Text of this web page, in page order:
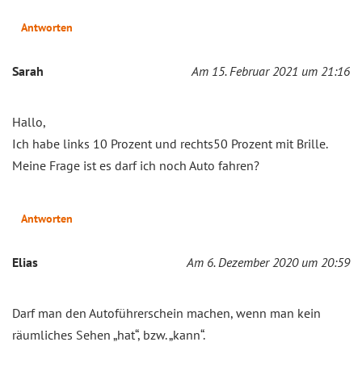
Antworten
Sarah Am 15. Februar 2021 um 21:16
Hallo,
Ich habe links 10 Prozent und rechts50 Prozent mit Brille.
Meine Frage ist es darf ich noch Auto fahren?
Antworten
Elias Am 6. Dezember 2020 um 20:59
Darf man den Autoführerschein machen, wenn man kein
räumliches Sehen „hat“, bzw. „kann“.